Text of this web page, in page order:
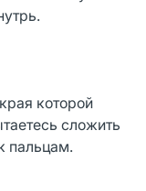
которой
сложить
пальцам.